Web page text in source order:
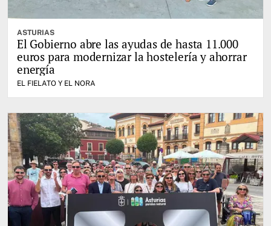
ASTURIAS
El Gobierno abre las ayudas de hasta 11.000
euros para modernizar la hostelería y ahorrar
energía
EL FIELATO Y EL NORA